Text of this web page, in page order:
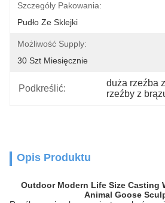
Szczegóły Pakowania:
Pudło Ze Sklejki
Możliwość Supply:
30 Szt Miesięcznie
Podkreślić:
duża rzeźba
rzeźby z
Opis Produktu
Outdoor Modern Life Size Casting
Animal Goose